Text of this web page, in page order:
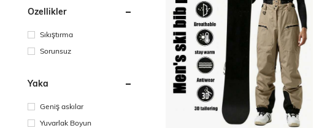
Özellikler
Sıkıştırma
Sorunsuz
Yaka
Geniş askılar
Yuvarlak Boyun